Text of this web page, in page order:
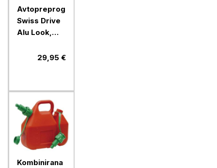
Avtopreproge
Swiss Drive
Alu Look,
29,95 €
Kombinirana